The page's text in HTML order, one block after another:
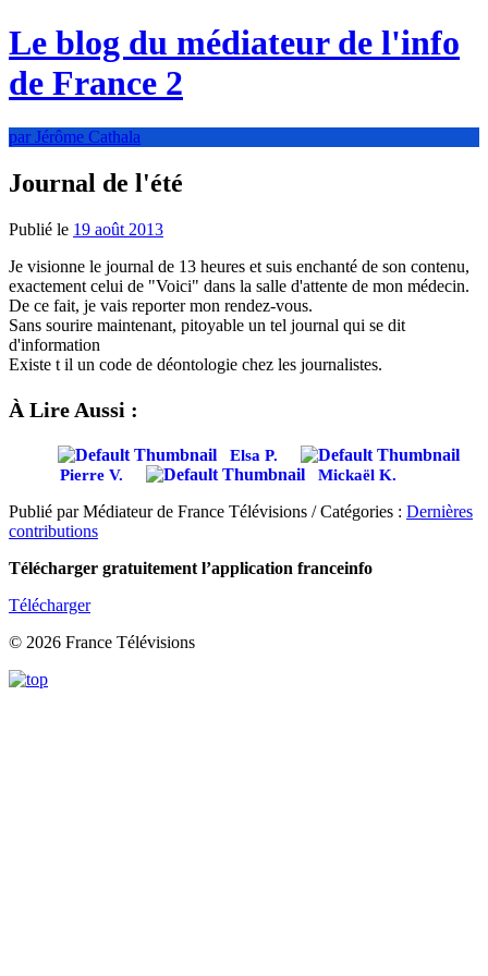
Le blog du médiateur de l'info
de France 2
par Jérôme Cathala
Journal de l'été
Publié le 19 août 2013
Je visionne le journal de 13 heures et suis enchanté de son contenu,
exactement celui de "Voici" dans la salle d'attente de mon médecin.
De ce fait, je vais reporter mon rendez-vous.
Sans sourire maintenant, pitoyable un tel journal qui se dit
d'information
Existe t il un code de déontologie chez les journalistes.
À Lire Aussi :
Elsa P.
Pierre V.
Mickaël K.
Publié par Médiateur de France Télévisions / Catégories : Dernières
contributions
Télécharger gratuitement l’application franceinfo
Télécharger
© 2026 France Télévisions